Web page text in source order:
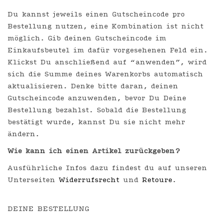
Du kannst jeweils einen Gutscheincode pro
Bestellung nutzen, eine Kombination ist nicht
möglich. Gib deinen Gutscheincode im
Einkaufsbeutel im dafür vorgesehenen Feld ein.
Klickst Du anschließend auf “anwenden”, wird
sich die Summe deines Warenkorbs automatisch
aktualisieren. Denke bitte daran, deinen
Gutscheincode anzuwenden, bevor Du Deine
Bestellung bezahlst. Sobald die Bestellung
bestätigt wurde, kannst Du sie nicht mehr
ändern.
Wie kann ich einen Artikel zurückgeben?
Ausführliche Infos dazu findest du auf unseren
Unterseiten Widerrufsrecht und Retoure .
DEINE BESTELLUNG